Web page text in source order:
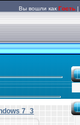
Вы вошли как Гость |
7_3